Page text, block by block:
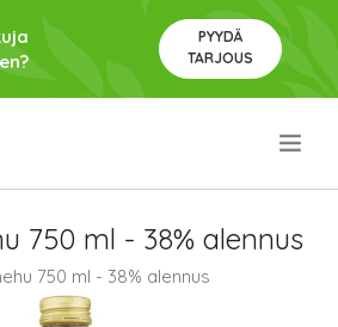
PYYDÄ
TARJOUS
750 ml - 38% alennus
750 ml - 38% alennus